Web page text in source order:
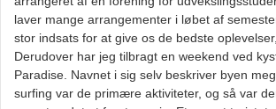
laver mange arrangementer i løbet af
stor indsats for at give os de bedste
Derudover har jeg tilbragt en weekend ved
Paradise. Navnet i sig selv beskriver byen
surfing var de primære aktiviteter, og så var